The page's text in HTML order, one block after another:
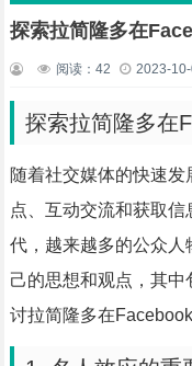
探索拉简隆多在
阅读： 42 2023-
探索拉简隆多在
随着社交媒体的快速
点、互动交流和获取
代，越来越多的公众人
己的思想和观点，其
讨拉简隆多在